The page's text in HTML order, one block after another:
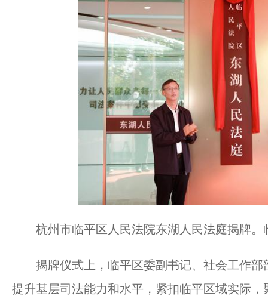
杭州市临平区人民法院东湖人民法庭揭牌
揭牌仪式上，临平区委副书记、社会工作部
提升基层司法能力和水平，紧扣临平区域实际